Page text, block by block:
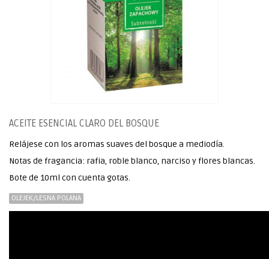
ACEITE ESENCIAL CLARO DEL BOSQUE
Relájese con los aromas suaves del bosque a mediodía.
Notas de fragancia: rafia, roble blanco, narciso y flores blancas.
Bote de 10ml con cuenta gotas.
OLEJEK/LESNA POLANA